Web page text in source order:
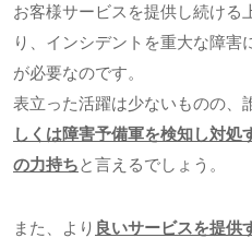
お客様サービスを提供し続ける
り、インシデントを重大な障害
が必要なのです。
表立った活躍は少ないものの、
しくは障害予備軍を検知し対
の力持ちと言えるでしょう。
また、より 良いサービスを提供